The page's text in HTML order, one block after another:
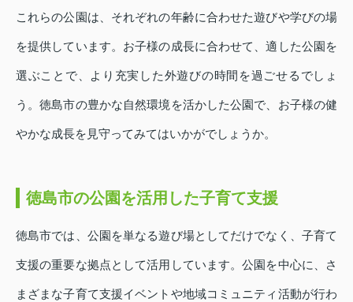
これらの公園は、それぞれの年齢に合わせた遊びや学びの場
を提供しています。お子様の成長に合わせて、適した公園を
選ぶことで、より充実した外遊びの時間を過ごせるでしょ
う。徳島市の豊かな自然環境を活かした公園で、お子様の健
やかな成長を見守ってみてはいかがでしょうか。
徳島市の公園を活用した子育て支援
徳島市では、公園を単なる遊び場としてだけでなく、子育て
支援の重要な拠点として活用しています。公園を中心に、さ
まざまな子育て支援イベントや地域コミュニティ活動が行わ